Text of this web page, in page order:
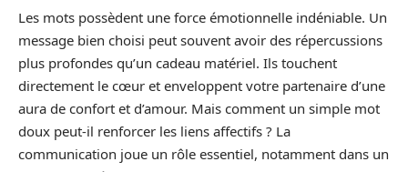
Les mots possèdent une force émotionnelle indéniable. Un
message bien choisi peut souvent avoir des répercussions
plus profondes qu’un cadeau matériel. Ils touchent
directement le cœur et enveloppent votre partenaire d’une
aura de confort et d’amour. Mais comment un simple mot
doux peut-il renforcer les liens affectifs ? La
communication joue un rôle essentiel, notamment dans un